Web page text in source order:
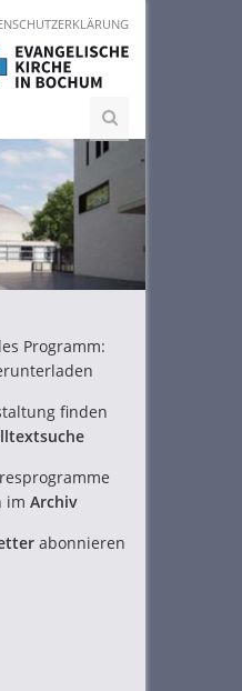
Programm:
finden
im Archiv
abonnieren